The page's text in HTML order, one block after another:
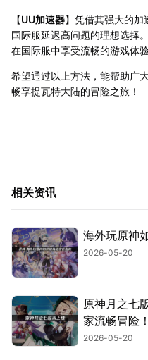
【UU加速器】凭借其强大的
国际服延迟高问题的理想选择
在国际服中享受流畅的游戏体
希望通过以上方法，能帮助广
畅享提瓦特大陆的冒险之旅！
相关资讯
海外玩原神
2026-05-20
原神月之七
家流畅冒险！
2026-05-20